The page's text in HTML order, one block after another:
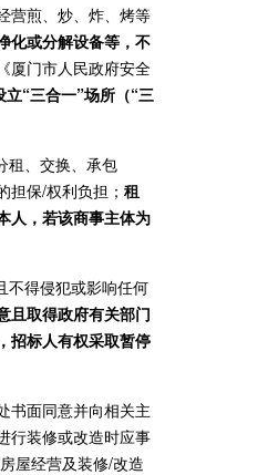
营煎、炒、炸、烤等
化或分解设备等，不
厦门市人民政府安全
“三合一”场所（“三
租、交换、承包
担保/权利负担；租
人，若该商事主体为
不得侵犯或影响任何
且取得政府有关部门
招标人有权采取暂停
书面同意并向相关主
行装修或改造时应事
屋经营及装修/改造